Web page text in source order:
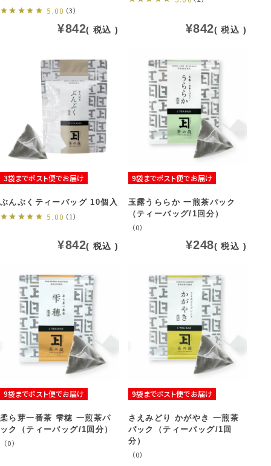
5.00 （3）
¥842 税込 ¥842 税込
3袋までポスト便でお届け
ぶんぶくティーバッグ 10個入
5.00 （1）
¥842 税込
9袋までポスト便でお届け
玉露うららか 一煎茶パック
（ティーバッグ/1回分）
（0）
¥248 税込
9袋までポスト便でお届け
柔ら芽一番茶 雫穂 一煎茶パ
ック（ティーバッグ/1回分）
（0）
9袋までポスト便でお届け
さえみどり かがやき 一煎茶
パック（ティーバッグ/1回
分）
（0）